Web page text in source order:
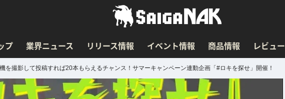
プ 業界ニュース リリース情報 イベント情報 商品情報 レビュー
を撮影して投稿すれば20本もらえるチャンス！サマーキャンペーン連動企画「#ロキを探せ」開催！